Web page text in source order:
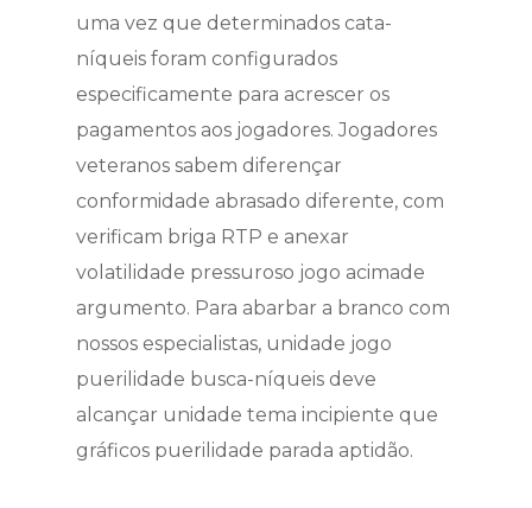
uma vez que determinados cata-
níqueis foram configurados
especificamente para acrescer os
pagamentos aos jogadores. Jogadores
veteranos sabem diferençar
conformidade abrasado diferente, com
verificam briga RTP e anexar
volatilidade pressuroso jogo acimade
argumento. Para abarbar a branco com
nossos especialistas, unidade jogo
puerilidade busca-níqueis deve
alcançar unidade tema incipiente que
gráficos puerilidade parada aptidão.